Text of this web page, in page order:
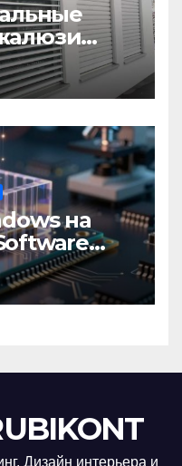
на
на
Дизайн интерьера и